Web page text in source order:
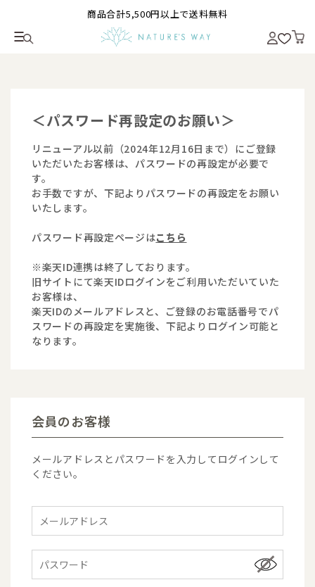
商品合計5,500円以上で送料無料
＜パスワード再設定のお願い＞
リニューアル以前（2024年12月16日まで）にご登録
いただいたお客様は、パスワードの再設定が必要で
す。
お手数ですが、下記よりパスワードの再設定をお願い
いたします。
パスワード再設定ページはこちら
※楽天ID連携は終了しております。
旧サイトにて楽天IDログインをご利用いただいていた
お客様は、
楽天IDのメールアドレスと、ご登録のお電話番号でパ
スワードの再設定を実施後、下記よりログイン可能と
なります。
会員のお客様
メールアドレスとパスワードを入力してログインして
ください。